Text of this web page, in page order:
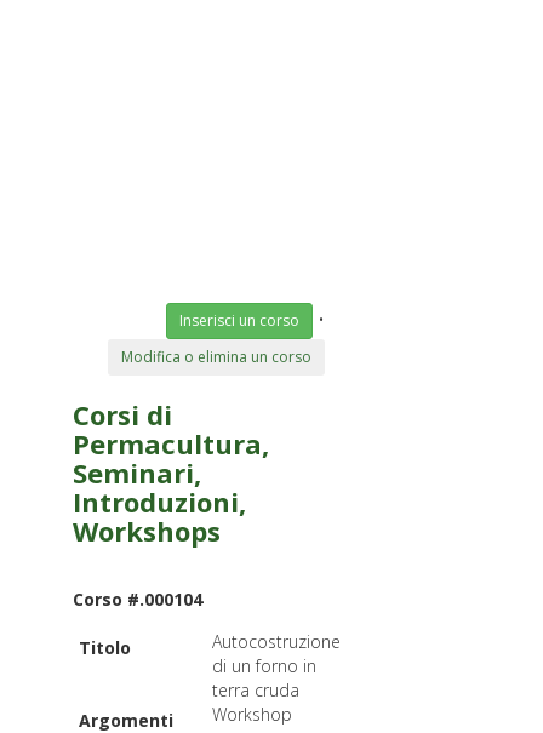
Inserisci un corso •
Modifica o elimina un corso
Corsi di
Permacultura,
Seminari,
Introduzioni,
Workshops
Corso #.000104
Titolo
Autocostruzione
di un forno in
terra cruda
Argomenti
Workshop